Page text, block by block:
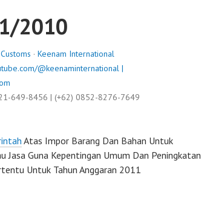
2010
· Keenam International
@keenaminternational |
649-8456 | (+62) 0852-8276-7649
Atas Impor Barang Dan Bahan Untuk
Jasa Guna Kepentingan Umum Dan Peningkatan
Untuk Tahun Anggaran 2011